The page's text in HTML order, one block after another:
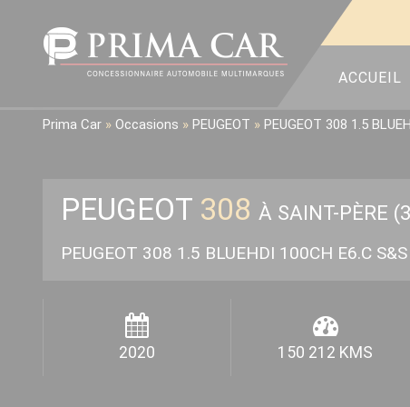
ACCUEIL
Prima Car » Occasions » PEUGEOT » PEUGEOT 308 1.5
PEUGEOT 308 À SAINT-PÈRE
PEUGEOT 308 1.5 BLUEHDI 100CH E6.C
2020 150 212 KMS